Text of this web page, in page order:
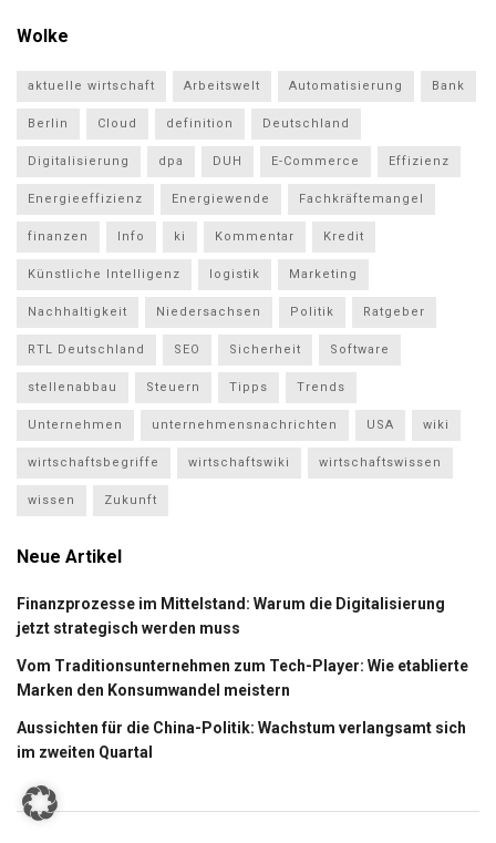
Wolke
aktuelle wirtschaft Arbeitswelt Automatisierung Bank
Berlin Cloud definition Deutschland
Digitalisierung dpa DUH E-Commerce Effizienz
Energieeffizienz Energiewende Fachkräftemangel
finanzen Info ki Kommentar Kredit
Künstliche Intelligenz logistik Marketing
Nachhaltigkeit Niedersachsen Politik Ratgeber
RTL Deutschland SEO Sicherheit Software
stellenabbau Steuern Tipps Trends
Unternehmen unternehmensnachrichten USA wiki
wirtschaftsbegriffe wirtschaftswiki wirtschaftswissen
wissen Zukunft
Neue Artikel
Finanzprozesse im Mittelstand: Warum die Digitalisierung
jetzt strategisch werden muss
Vom Traditionsunternehmen zum Tech-Player: Wie etablierte
Marken den Konsumwandel meistern
Aussichten für die China-Politik: Wachstum verlangsamt sich
im zweiten Quartal